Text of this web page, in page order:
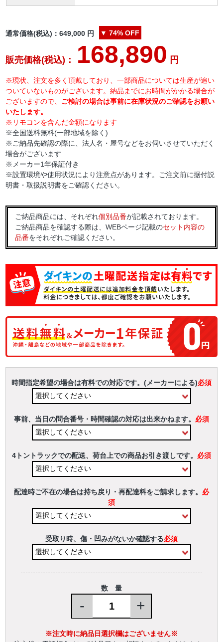
通常価格(税込)：649,000 円 ▼ 74% OFF
販売価格(税込)： 168,890 円
※現状、注文を多く頂戴しており、一部商品については生産が追い
ついていないものがございます。納品までにお時間がかかる場合が
ございますので、 ご検討の場合は事前に在庫状況のご確認をお願い
いたします。
※リモコンを含んだ金額になります
※全国送料無料(一部地域を除く)
※ご納品先確認の際に、法人名・屋号などをお伺いさせていただく
場合がございます
※メーカー1年保証付き
※設置環境や使用状況により注意点があります。ご注文前に据付説
明書・取扱説明書をご確認ください。
ご納品商品には、それぞれ個別品番が記載されております。
ご納品商品を確認する際は、WEBページ記載のセット内容の
品番をそれぞれご確認ください。
時間指定希望の場合は有料での対応です。(メーカーによる)必須
事前、当日の問合番号・時間確認の対応は出来かねます。 必須
4トントラックでの配送、荷台上での商品お引き渡しです。 必須
配達時ご不在の場合は持ち戻り・再配達料をご請求します。 必
須
受取り時、傷・凹みがないか確認する必須
数 量
- +
※注文時に納品日選択欄はございません※